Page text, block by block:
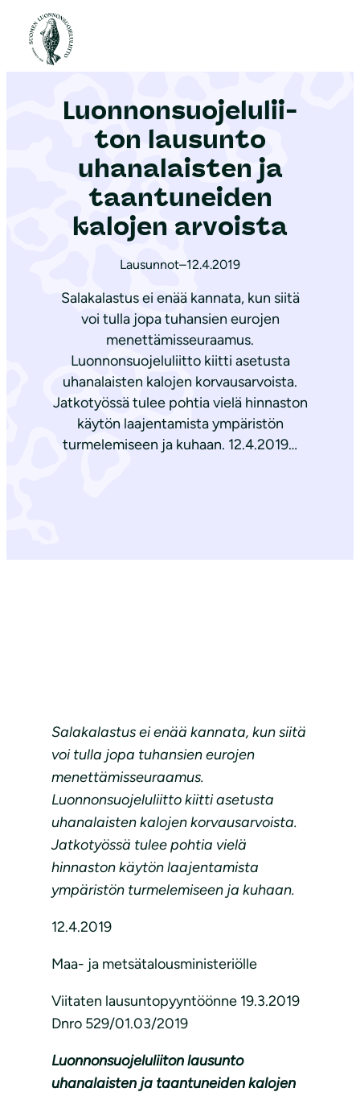
Etusivu
Luon­non­suo­je­lu­lii­
ton lausunto
uhanalaisten ja
taantuneiden
kalojen arvoista
Lausunnot–12.4.2019
Salakalastus ei enää kannata, kun siitä
voi tulla jopa tuhansien eurojen
menettämisseuraamus.
Luonnonsuojeluliitto kiitti asetusta
uhanalaisten kalojen korvausarvoista.
Jatkotyössä tulee pohtia vielä hinnaston
käytön laajentamista ympäristön
turmelemiseen ja kuhaan. 12.4.2019…
Salakalastus ei enää kannata, kun siitä
voi tulla jopa tuhansien eurojen
menettämisseuraamus.
Luonnonsuojeluliitto kiitti asetusta
uhanalaisten kalojen korvausarvoista.
Jatkotyössä tulee pohtia vielä
hinnaston käytön laajentamista
ympäristön turmelemiseen ja kuhaan.
12.4.2019
Maa- ja metsätalousministeriölle
Viitaten lausuntopyyntöönne 19.3.2019
Dnro 529/01.03/2019
Luonnonsuojeluliiton lausunto
uhanalaisten ja taantuneiden kalojen